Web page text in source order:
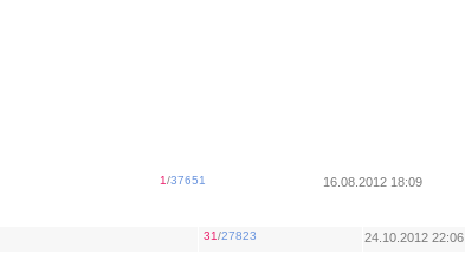
1/37651 16.08.2012 18:09
31/27823 24.10.2012 22:06